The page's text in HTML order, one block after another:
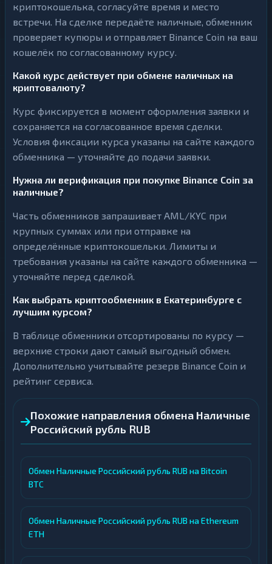
криптокошелька, согласуйте время и место
встречи. На сделке передаёте наличные, обменник
проверяет купюры и отправляет Binance Coin на ваш
кошелёк по согласованному курсу.
Какой курс действует при обмене наличных на
криптовалюту?
Курс фиксируется в момент оформления заявки и
сохраняется на согласованное время сделки.
Условия фиксации курса указаны на сайте каждого
обменника — уточняйте до подачи заявки.
Нужна ли верификация при покупке Binance Coin за
наличные?
Часть обменников запрашивает AML/KYC при
крупных суммах или при отправке на
определённые криптокошельки. Лимиты и
требования указаны на сайте каждого обменника —
уточняйте перед сделкой.
Как выбрать криптообменник в Екатеринбурге с
лучшим курсом?
В таблице обменники отсортированы по курсу —
верхние строки дают самый выгодный обмен.
Дополнительно учитывайте резерв Binance Coin и
рейтинг сервиса.
Похожие направления обмена Наличные
Российский рубль RUB
Обмен Наличные Российский рубль RUB на Bitcoin
BTC
Обмен Наличные Российский рубль RUB на Ethereum
ETH